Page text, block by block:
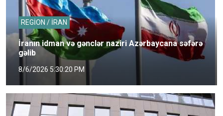
REGİON / İRAN
İranın idman və gənclər naziri Azərbaycana səfərə
gəlib
8/6/2026 5:30:20 PM